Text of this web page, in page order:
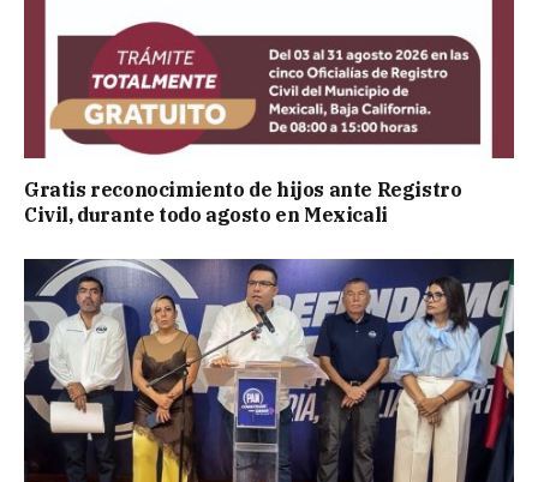
Gratis reconocimiento de hijos ante Registro
Civil, durante todo agosto en Mexicali